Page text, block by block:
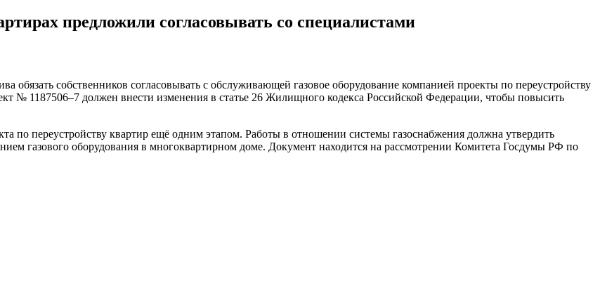
предложили согласовывать со специалистами
собственников согласовывать с обслуживающей газовое оборудование компанией проекты по переустройству
№ 1187506–7 должен внести изменения в статье 26 Жилищного кодекса Российской Федерации, чтобы повысить
по переустройству квартир ещё одним этапом. Работы в отношении системы газоснабжения должна утвердить
газового оборудования в многоквартирном доме. Документ находится на рассмотрении Комитета Госдумы РФ по